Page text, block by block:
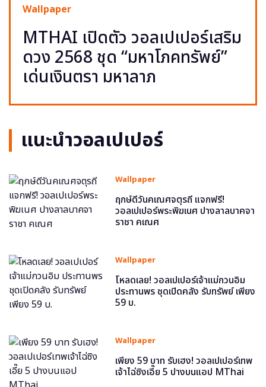
Wallpaper
MTHAI เปิดตัว วอลเปเปอร์เสริม
ดวง 2568 ชุด “มหาโภคทรัพย์”
เด่นเงินตรา มหาลาภ
แนะนำวอลเปเปอร์
Wallpaper
ฤกษ์ดีวันคเณศจตุรถี แจกฟรี!
วอลเปเปอร์พระพิฆเนศ ปางลาลบาคจา
ราชา คเณศ
Wallpaper
โหลดเลย! วอลเปเปอร์เจ้าแม่กวนอิม
ประทานพร ชุดเปิดคลัง รับทรัพย์ เพียง
59 บ.
Wallpaper
เพียง 59 บาท รับเฮง! วอลเปเปอร์เทพ
เจ้าไฉ่ซิงเอี๊ย 5 ปางบนแอป MThai